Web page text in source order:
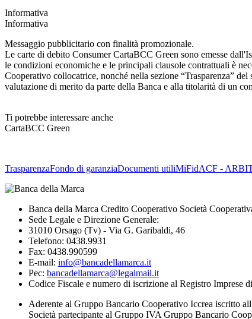
Informativa
Informativa
Messaggio pubblicitario con finalità promozionale.
Le carte di debito Consumer CartaBCC Green sono emesse
le condizioni economiche e le principali clausole contrattuali è
Cooperativo collocatrice, nonché nella sezione “Trasparenza” del
valutazione di merito da parte della Banca e alla titolarità di un
Ti potrebbe interessare anche
CartaBCC Green
TrasparenzaFondo di garanziaDocumenti utiliMiFidACF -
Banca della Marca Credito Cooperativo Società
Sede Legale e Direzione Generale:
31010 Orsago (Tv) - Via G. Garibaldi, 46
Telefono: 0438.9931
Fax: 0438.990599
E-mail: info@bancadellamarca.it
Pec: bancadellamarca@legalmail.it
Codice Fiscale e numero di iscrizione al Registro Imprese
Aderente al Gruppo Bancario Cooperativo Iccrea iscritto
Società partecipante al Gruppo IVA Gruppo Bancario